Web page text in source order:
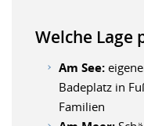
Welche Lage
Am See:
Badeplatz in
Familien